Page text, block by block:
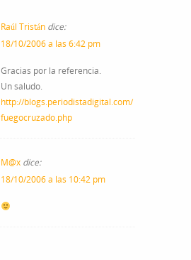
Raúl Tristán dice:
18/10/2006 a las 6:42 pm
Gracias por la referencia.
Un saludo.
http://blogs.periodistadigital.com/
fuegocruzado.php
M@x dice:
18/10/2006 a las 10:42 pm